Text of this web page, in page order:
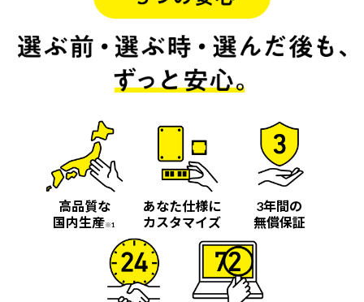
高品質な
国内生産※1
あなた仕様に
カスタマイズ
3年間の
無償保証